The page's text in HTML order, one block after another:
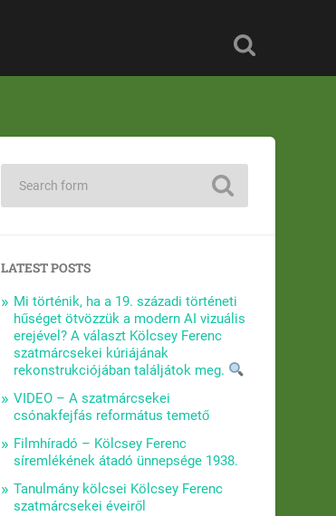
LATEST POSTS
Mi történik, ha a 19. századi történeti
hűséget ötvözzük a modern AI vizuális
erejével? A választ Kölcsey Ferenc
szatmárcsekei kúriájának
rekonstrukciójában találjátok meg.
VIDEO – A szatmárcsekei
csónakfejfás református temető
Filmhíradó – Kölcsey Ferenc
síremlékének átadó ünnepsége 1938.
Tanulmány kölcsei Kölcsey Ferenc
szatmárcsekei éveiről